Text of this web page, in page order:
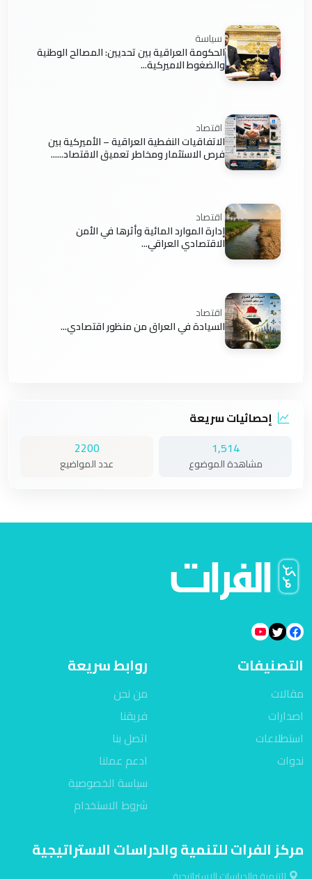
سياسة
الحكومة العراقية بين تحديين: المصالح الوطنية
والضغوط الاميركية...
اقتصاد
الاتفاقيات النفطية العراقية – الأميركية بين
فرص الاستثمار ومخاطر تعميق الاقتصاد......
اقتصاد
إدارة الموارد المائية وأثرها في الأمن
الاقتصادي العراقي...
اقتصاد
السيادة في العراق من منظور اقتصادي...
إحصائيات سريعة
1,514
مشاهدة الموضوع
2200
عدد المواضيع
التصنيفات
مقالات
اصدارات
استطلاعات
ندوات
روابط سريعة
من نحن
فريقنا
اتصل بنا
ادعم عملنا
سياسة الخصوصية
شروط الاستخدام
مركز الفرات للتنمية والدراسات الاستراتيجية